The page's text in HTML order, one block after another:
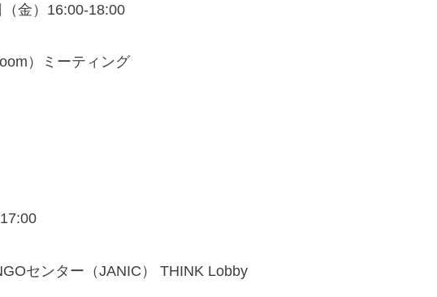
金）16:00-18:00
）ミーティング
センター（JANIC） THINK Lobby